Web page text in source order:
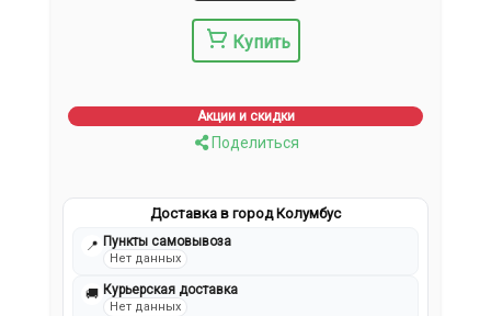
Купить
Акции и скидки
Поделиться
Доставка в город Колумбус
📍 Пункты самовывоза
Нет данных
🚚 Курьерская доставка
Нет данных